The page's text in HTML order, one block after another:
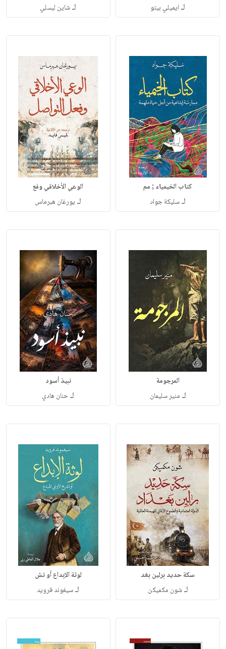
لـ ايميلي بيتو لـشاين ليسلي
كتاب الخيمياء ; مم
لـسليكة جواد
الوعي الأخلاقي وفع
لـ يورغان هبرماس
المرجومة
لـ منير سليمان
نبيذ أسود
لـحنان هادي
سكة حديد برلين بغد
لـشون مكميكن
لوثة الإبداع أو تش
لـسيغوند فرويد